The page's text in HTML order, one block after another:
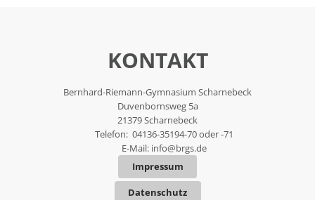
KONTAKT
Bernhard-Riemann-Gymnasium Scharnebeck
Duvenbornsweg 5a
21379 Scharnebeck
Telefon: 04136-35194-70 oder -71
E-Mail: info@brgs.de
Impressum
Datenschutz